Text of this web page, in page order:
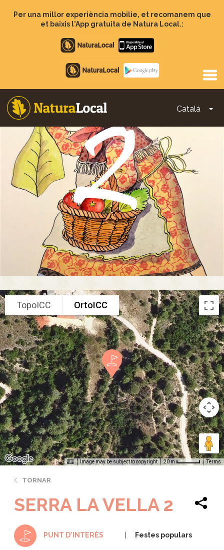
Per una millor experiència mobilie, et recomanem que
et baixis l'App gratuita de Natura Local.:
Apple
store
Google
Play
Català
Main
navigation
TopoICC OrtoICC
Image may be subject to copyright 20 m Terms
TORNAR
SERRA LA VELLA 2
PUNT D'INTERÈS Festes populars